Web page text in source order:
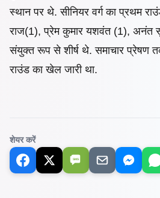
स्थान पर थे. सीनियर वर्ग का प्रथम
राज(1), प्रेम कुमार यशवंत (1), अनंत
संयुक्त रूप से शीर्ष थे. समाचार प्रेषण
राउंड का खेल जारी था.
शेयर करें
SMS